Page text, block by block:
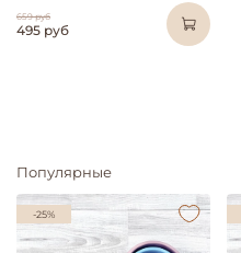
659 руб
495 руб
Популярные
-25%